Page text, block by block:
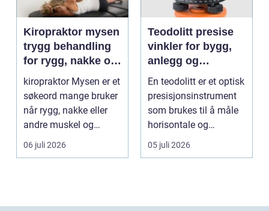
Kiropraktor mysen
trygg behandling
for rygg, nakke og
ledd
kiropraktor Mysen er et
søkeord mange bruker
når rygg, nakke eller
andre muskel og
leddplager begynn...
06 juli 2026
Teodolitt presise
vinkler for bygg,
anlegg og
kartlegging
En teodolitt er et optisk
presisjonsinstrument
som brukes til å måle
horisontale og
vertikale vinkle...
05 juli 2026